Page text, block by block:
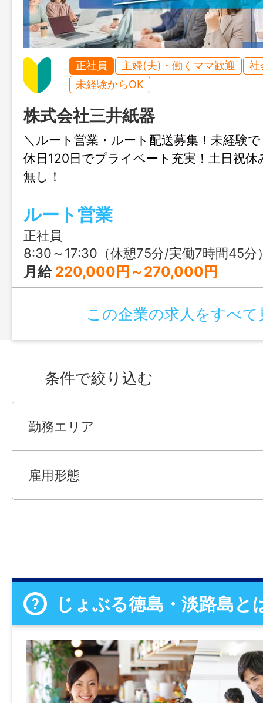
正社員 主婦(夫)・働くママ歓迎
社
未経験からOK
株式会社三井紙器
＼ルート営業・ルート配送募集！未経験
休日120日でプライベート充実！土日祝休
無し！
ルート営業
正社員
8:30～17:30（休憩75分/実働7時間45分
月給 220,000円～270,000円
この企業の求人をすべて
条件で絞り込む
勤務エリア
雇用形態
じょぶる徳島・淡路島と